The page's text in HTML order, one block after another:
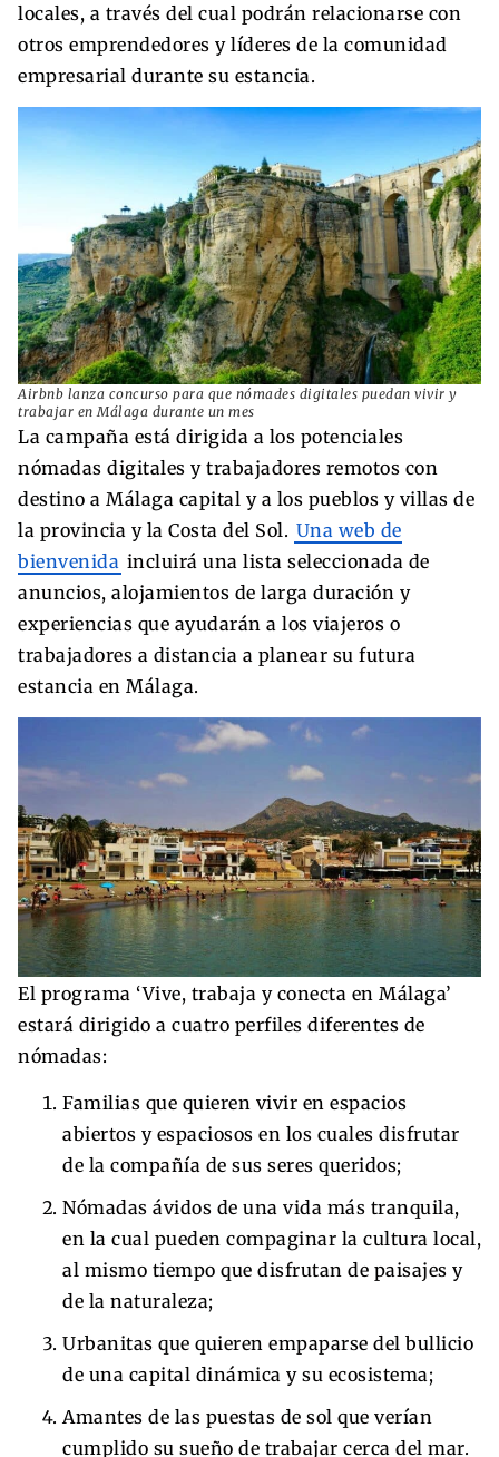
locales, a través del cual podrán relacionarse con
otros emprendedores y líderes de la comunidad
empresarial durante su estancia.
Airbnb lanza concurso para que nómades digitales puedan vivir y
trabajar en Málaga durante un mes
La campaña está dirigida a los potenciales
nómadas digitales y trabajadores remotos con
destino a Málaga capital y a los pueblos y villas de
la provincia y la Costa del Sol. Una web de
bienvenida incluirá una lista seleccionada de
anuncios, alojamientos de larga duración y
experiencias que ayudarán a los viajeros o
trabajadores a distancia a planear su futura
estancia en Málaga.
El programa ‘Vive, trabaja y conecta en Málaga’
estará dirigido a cuatro perfiles diferentes de
nómadas:
Familias que quieren vivir en espacios
abiertos y espaciosos en los cuales disfrutar
de la compañía de sus seres queridos;
Nómadas ávidos de una vida más tranquila,
en la cual pueden compaginar la cultura local,
al mismo tiempo que disfrutan de paisajes y
de la naturaleza;
Urbanitas que quieren empaparse del bullicio
de una capital dinámica y su ecosistema;
Amantes de las puestas de sol que verían
cumplido su sueño de trabajar cerca del mar.